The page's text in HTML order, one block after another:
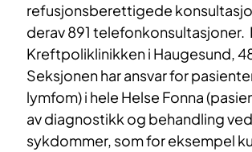
refusjonsberettigede
derav 891
Kreftpoliklinikken i Haugesund,
Seksjonen har ansvar for
lymfom) i hele Helse Fonna
av diagnostikk og behandling
sykdommer, som for eksempel